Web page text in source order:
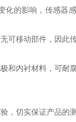
的影响，传感器
可移动部件，因此
和内衬材料，可耐
，切实保证产品的